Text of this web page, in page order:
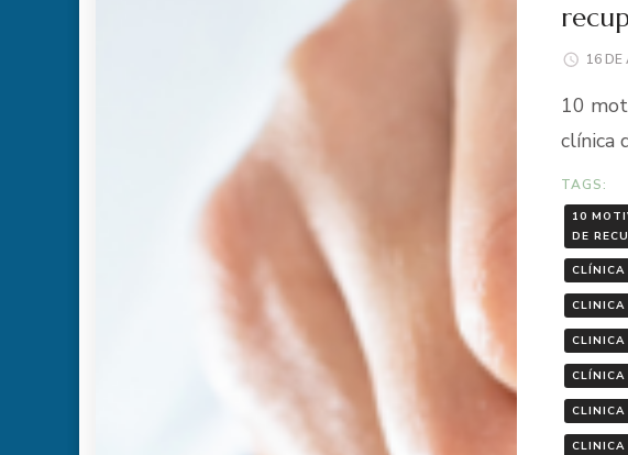
16 DE
10
clínica
TAGS:
10
DE
CLÍNICA
CLINICA
CLINICA
CLÍNICA
CLINICA
CLINICA